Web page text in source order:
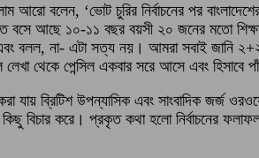
আরো বলেন, ‘ভোট চুরির নির্বাচনের পর
বসে আছে ১০-১১ বছর বয়সী ২০ জনের মতো
এবং বলল, না- এটা সত্য নয়। আমরা সবাই জানি
থেকে পেন্সিল একবার সরে আসে এবং হিসাবে
করা যায় ব্রিটিশ উপন্যাসিক এবং সাংবাদিক
বিচার করে। প্রকৃত কথা হলো নির্বাচনের